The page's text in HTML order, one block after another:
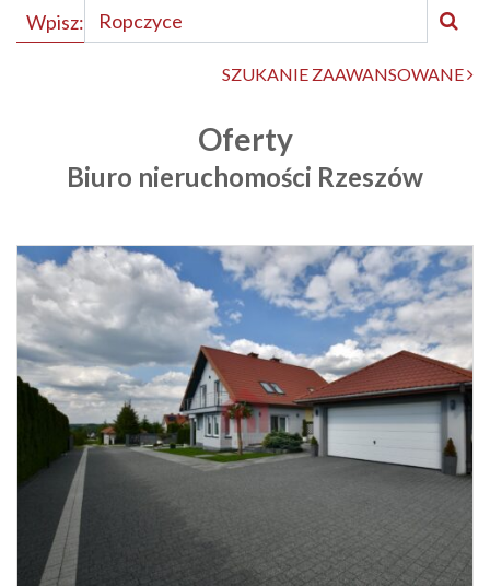
Wpisz:
SZUKANIE ZAAWANSOWANE
Oferty
Biuro nieruchomości Rzeszów